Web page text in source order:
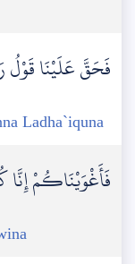
فَحَقَّ عَلَيْنَا قَوْلُ
Ladha`iquna
فَأَغْوَيْنَاكُمْ إِنَّا